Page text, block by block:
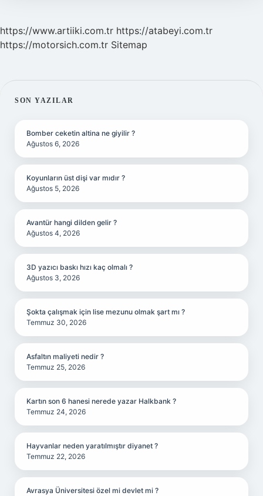
https://www.artiiki.com.tr https://atabeyi.com.tr
https://motorsich.com.tr Sitemap
SIDEBAR
SON YAZILAR
Bomber ceketin altina ne giyilir ?
Ağustos 6, 2026
Koyunların üst dişi var mıdır ?
Ağustos 5, 2026
Avantür hangi dilden gelir ?
Ağustos 4, 2026
3D yazıcı baskı hızı kaç olmalı ?
Ağustos 3, 2026
Şokta çalışmak için lise mezunu olmak şart mı ?
Temmuz 30, 2026
Asfaltın maliyeti nedir ?
Temmuz 25, 2026
Kartın son 6 hanesi nerede yazar Halkbank ?
Temmuz 24, 2026
Hayvanlar neden yaratılmıştır diyanet ?
Temmuz 22, 2026
Avrasya Üniversitesi özel mi devlet mi ?